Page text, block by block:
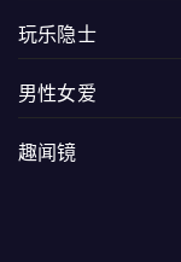
玩乐隐士
男性女爱
趣闻镜